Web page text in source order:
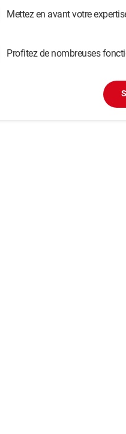
Mettez en avant votre
Profitez de nombreuses